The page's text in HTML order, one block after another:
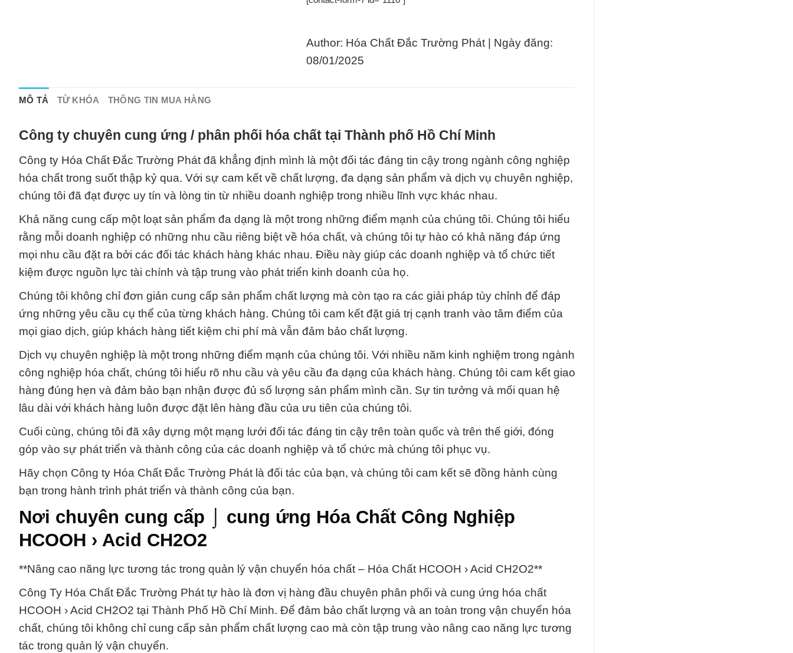
Author: Hóa Chất Đắc Trường Phát | Ngày đăng:
08/01/2025
MÔ TẢ TỪ KHÓA THÔNG TIN MUA HÀNG
Công ty chuyên cung ứng / phân phối hóa chất tại Thành phố Hồ Chí Minh
Công ty Hóa Chất Đắc Trường Phát đã khẳng định mình là một đối tác đáng tin cậy trong ngành công nghiệp
hóa chất trong suốt thập kỷ qua. Với sự cam kết về chất lượng, đa dạng sản phẩm và dịch vụ chuyên nghiệp,
chúng tôi đã đạt được uy tín và lòng tin từ nhiều doanh nghiệp trong nhiều lĩnh vực khác nhau.
Khả năng cung cấp một loạt sản phẩm đa dạng là một trong những điểm mạnh của chúng tôi. Chúng tôi hiểu
rằng mỗi doanh nghiệp có những nhu cầu riêng biệt về hóa chất, và chúng tôi tự hào có khả năng đáp ứng
mọi nhu cầu đặt ra bởi các đối tác khách hàng khác nhau. Điều này giúp các doanh nghiệp và tổ chức tiết
kiệm được nguồn lực tài chính và tập trung vào phát triển kinh doanh của họ.
Chúng tôi không chỉ đơn giản cung cấp sản phẩm chất lượng mà còn tạo ra các giải pháp tùy chỉnh để đáp
ứng những yêu cầu cụ thể của từng khách hàng. Chúng tôi cam kết đặt giá trị cạnh tranh vào tâm điểm của
mọi giao dịch, giúp khách hàng tiết kiệm chi phí mà vẫn đảm bảo chất lượng.
Dịch vụ chuyên nghiệp là một trong những điểm mạnh của chúng tôi. Với nhiều năm kinh nghiệm trong ngành
công nghiệp hóa chất, chúng tôi hiểu rõ nhu cầu và yêu cầu đa dạng của khách hàng. Chúng tôi cam kết giao
hàng đúng hẹn và đảm bảo bạn nhận được đủ số lượng sản phẩm mình cần. Sự tin tưởng và mối quan hệ
lâu dài với khách hàng luôn được đặt lên hàng đầu của ưu tiên của chúng tôi.
Cuối cùng, chúng tôi đã xây dựng một mạng lưới đối tác đáng tin cậy trên toàn quốc và trên thế giới, đóng
góp vào sự phát triển và thành công của các doanh nghiệp và tổ chức mà chúng tôi phục vụ.
Hãy chọn Công ty Hóa Chất Đắc Trường Phát là đối tác của bạn, và chúng tôi cam kết sẽ đồng hành cùng
bạn trong hành trình phát triển và thành công của bạn.
Nơi chuyên cung cấp ⌡ cung ứng Hóa Chất Công Nghiệp
HCOOH › Acid CH2O2
**Nâng cao năng lực tương tác trong quản lý vận chuyển hóa chất – Hóa Chất HCOOH › Acid CH2O2**
Công Ty Hóa Chất Đắc Trường Phát tự hào là đơn vị hàng đầu chuyên phân phối và cung ứng hóa chất
HCOOH › Acid CH2O2 tại Thành Phố Hồ Chí Minh. Để đảm bảo chất lượng và an toàn trong vận chuyển hóa
chất, chúng tôi không chỉ cung cấp sản phẩm chất lượng cao mà còn tập trung vào nâng cao năng lực tương
tác trong quản lý vận chuyển.